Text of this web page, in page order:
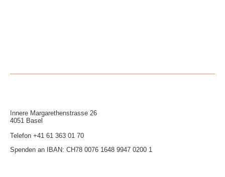
Innere Mar­garethen­strasse 26
4051 Basel
Telefon +41 61 363 01 70
Spenden an IBAN: CH78 0076 1648 9947 0200 1